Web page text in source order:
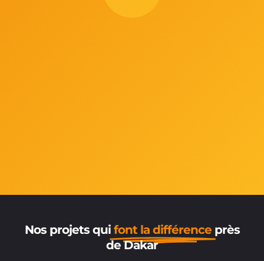
Nos projets qui font la différence près
de Dakar